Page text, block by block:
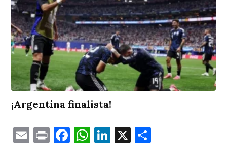
¡Argentina finalista!
EmailPrintFacebook
WhatsApp
LinkedIn
X